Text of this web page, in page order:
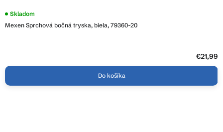
Mexen Sprchová bočná tryska, biela, 79360-20
Skladom
€21,99
Do košíka